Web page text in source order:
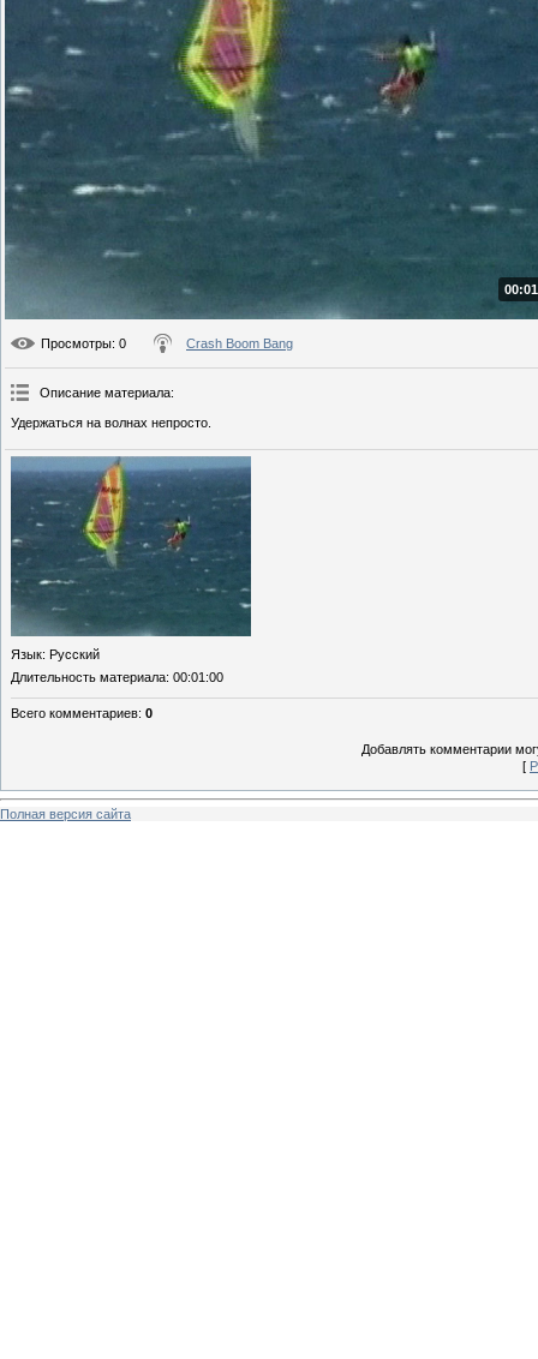
Просмотры: 0 Crash Boom Bang
Описание материала:
Удержаться на волнах непросто.
Язык: Русский
Длительность материала: 00:01:00
Всего комментариев: 0
Добавлять комментарии
[
Полная версия сайта